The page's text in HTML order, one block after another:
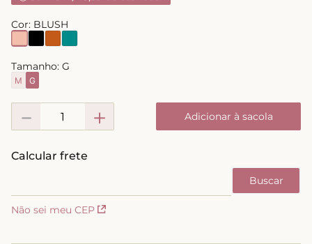
Cor: BLUSH
Tamanho: G
M G
＋
－ Adicionar à sacola
Não sei meu CEP
10º calcinha